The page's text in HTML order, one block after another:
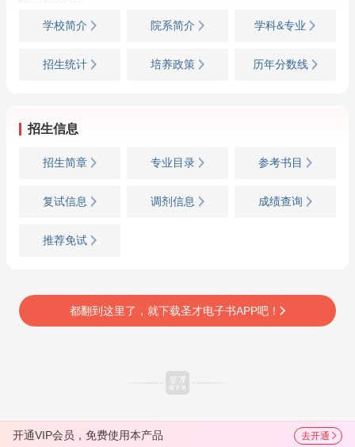
学校简介 院系简介 学科&专业
招生统计 培养政策 历年分数线
招生信息
招生简章 专业目录 参考书目
复试信息 调剂信息 成绩查询
推荐免试
都翻到这里了，就下载圣才电子书APP吧！
开通VIP会员，免费使用本产品 去开通